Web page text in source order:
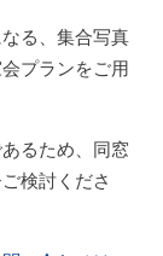
る、集合写真
プランをご用
るため、同窓
検討くださ